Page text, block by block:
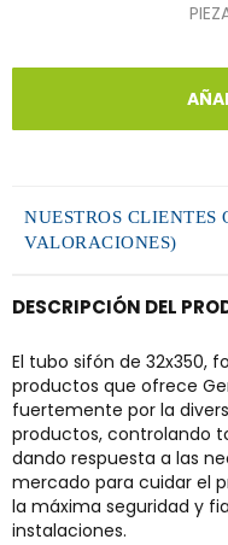
NUESTROS CLIENTES
VALORACIONES)
DESCRIPCIÓN DEL
El tubo sifón de 32x350,
productos que ofrece
fuertemente por la
productos, controlando
dando respuesta a las
mercado para cuidar el
la máxima seguridad y
instalaciones.